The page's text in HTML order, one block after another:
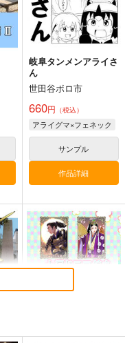
岐阜タンメンアライさ
ん
世田谷ボロ市
660円 （税込）
アライグマ×フェネック
サンプル
作品詳細